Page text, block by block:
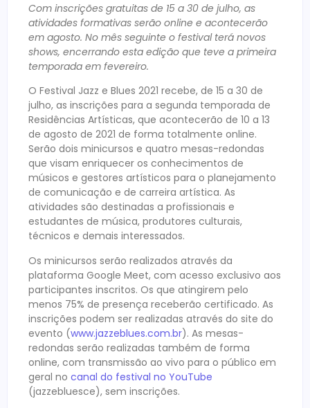
Com inscrições gratuitas de 15 a 30 de julho, as
atividades formativas serão online e acontecerão
em agosto. No mês seguinte o festival terá novos
shows, encerrando esta edição que teve a primeira
temporada em fevereiro.
O Festival Jazz e Blues 2021 recebe, de 15 a 30 de
julho, as inscrições para a segunda temporada de
Residências Artísticas, que acontecerão de 10 a 13
de agosto de 2021 de forma totalmente online.
Serão dois minicursos e quatro mesas-redondas
que visam enriquecer os conhecimentos de
músicos e gestores artísticos para o planejamento
de comunicação e de carreira artística. As
atividades são destinadas a profissionais e
estudantes de música, produtores culturais,
técnicos e demais interessados.
Os minicursos serão realizados através da
plataforma Google Meet, com acesso exclusivo aos
participantes inscritos. Os que atingirem pelo
menos 75% de presença receberão certificado. As
inscrições podem ser realizadas através do site do
evento (www.jazzeblues.com.br). As mesas-
redondas serão realizadas também de forma
online, com transmissão ao vivo para o público em
geral no canal do festival no YouTube
(jazzebluesce), sem inscrições.